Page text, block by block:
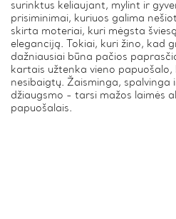
surinktus keliaujant, mylint ir
prisiminimai, kuriuos galima
skirta moteriai, kuri mėgsta
eleganciją. Tokiai, kuri žino, kad
dažniausiai būna pačios
kartais užtenka vieno
nesibaigtų. Žaisminga, spalvinga
džiaugsmo - tarsi mažos laimės
papuošalais.